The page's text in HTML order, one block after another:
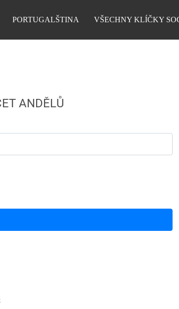
PORTUGALŠTINA VŠECHNY KLÍČKY
ANDĚLŮ